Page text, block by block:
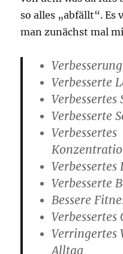
so alles „abfällt“. Es
man zunächst mal
Verbesserte
Verbesserte
Verbessertes
Verbesserte
Bessere
Verringertes
Alltag